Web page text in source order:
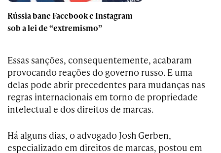
Rússia bane Facebook e Instagram
sob a lei de “extremismo”
Essas sanções, consequentemente, acabaram
provocando reações do governo russo. E uma
delas pode abrir precedentes para mudanças nas
regras internacionais em torno de propriedade
intelectual e dos direitos de marcas.
Há alguns dias, o advogado Josh Gerben,
especializado em direitos de marcas, postou em